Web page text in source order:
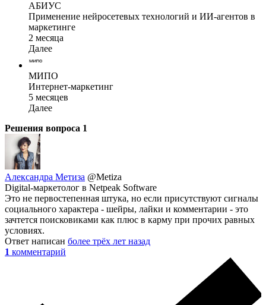
АБИУС
Применение нейросетевых технологий и ИИ-агентов в
маркетинге
2 месяца
Далее
МИПО
Интернет-маркетинг
5 месяцев
Далее
Решения вопроса 1
Александра Метиза @Metiza
Digital-маркетолог в Netpeak Software
Это не первостепенная штука, но если присутствуют сигналы
социального характера - шейры, лайки и комментарии - это
зачтется поисковиками как плюс в карму при прочих равных
условиях.
Ответ написан более трёх лет назад
1 комментарий